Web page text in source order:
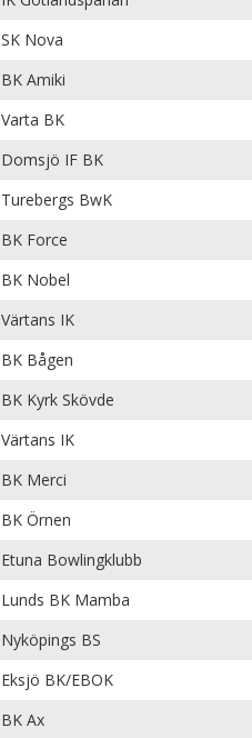
SK Nova
BK Amiki
Varta BK
Domsjö IF BK
Turebergs BwK
BK Force
BK Nobel
Värtans IK
BK Bågen
BK Kyrk Skövde
Värtans IK
BK Merci
BK Örnen
Etuna Bowlingklubb
Lunds BK Mamba
Nyköpings BS
Eksjö BK/EBOK
BK Ax